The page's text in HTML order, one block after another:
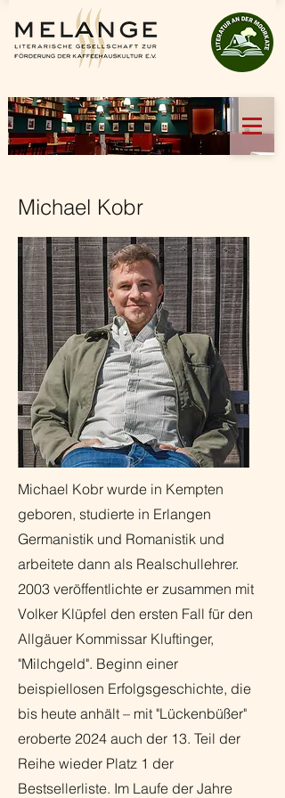
Michael Kobr
Michael Kobr wurde in Kempten
geboren, studierte in Erlangen
Germanistik und Romanistik und
arbeitete dann als Realschullehrer.
2003 veröffentlichte er zusammen mit
Volker Klüpfel den ersten Fall für den
Allgäuer Kommissar Kluftinger,
"Milchgeld". Beginn einer
beispiellosen Erfolgsgeschichte, die
bis heute anhält – mit "Lückenbüßer"
eroberte 2024 auch der 13. Teil der
Reihe wieder Platz 1 der
Bestsellerliste. Im Laufe der Jahre